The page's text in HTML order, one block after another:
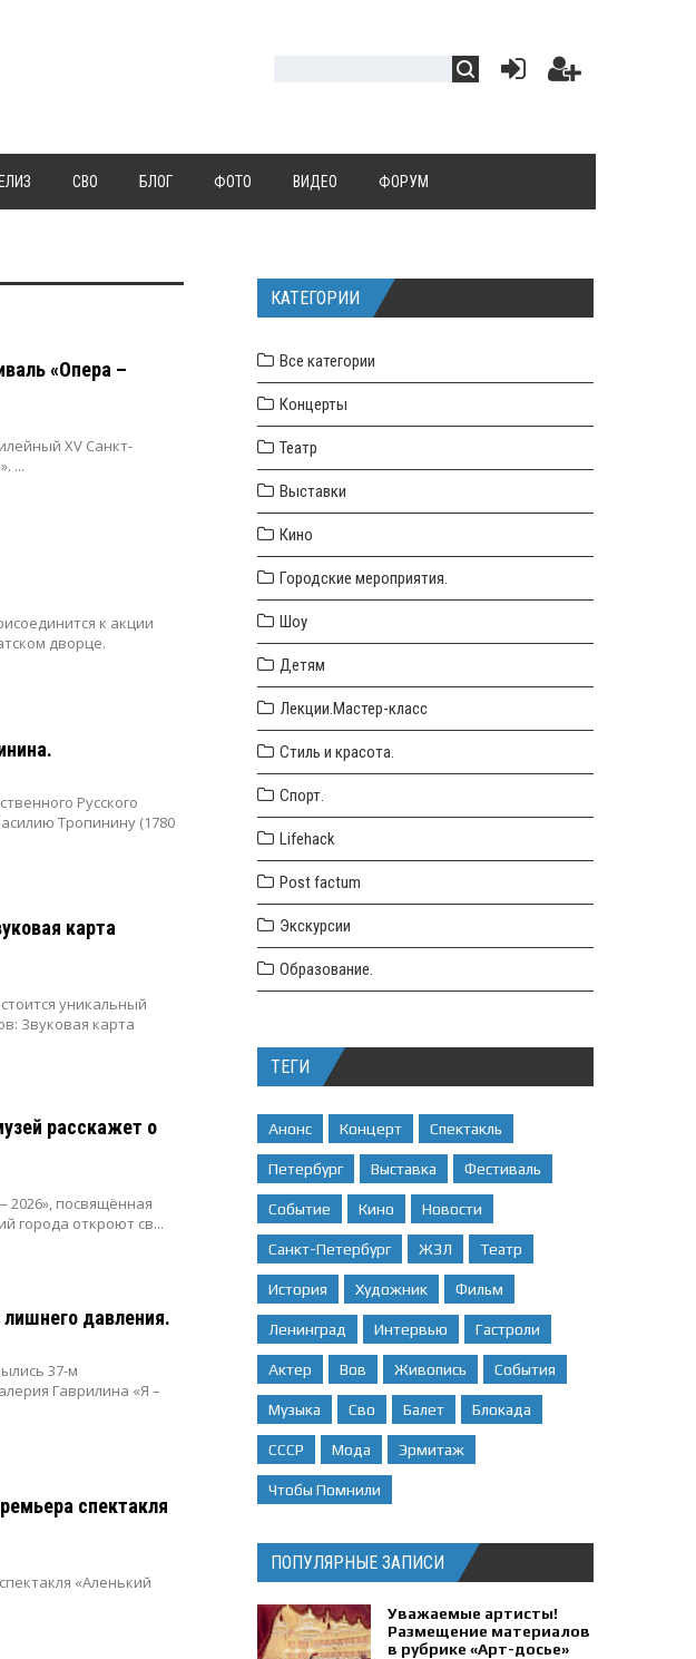
СВО БЛОГ ФОТО ВИДЕО ФОРУМ
«Опера –
XV Санкт-
...
к акции
дворце.
Русского
Тропинину (1780
карта
уникальный
Звуковая карта
расскажет о
2026», посвящённая
города откроют св...
давления.
37-м
Гаврилина «Я –
спектакля
«Аленький
КАТЕГОРИИ
Все категории
Концерты
Театр
Выставки
Кино
Городские мероприятия.
Шоу
Детям
Лекции.Мастер-класс
Стиль и красота.
Спорт.
Lifehack
Post factum
Экскурсии
Образование.
ТЕГИ
Анонс Концерт Спектакль
Петербург Выставка Фестиваль
Событие Кино Новости
Санкт-Петербург ЖЗЛ Театр
История Художник Фильм
Ленинград Интервью Гастроли
Актер Вов Живопись События
Музыка Сво Балет Блокада
СССР Мода Эрмитаж
Чтобы Помнили
ПОПУЛЯРНЫЕ ЗАПИСИ
Уважаемые артисты!
Размещение материалов
в рубрике «Арт-досье»